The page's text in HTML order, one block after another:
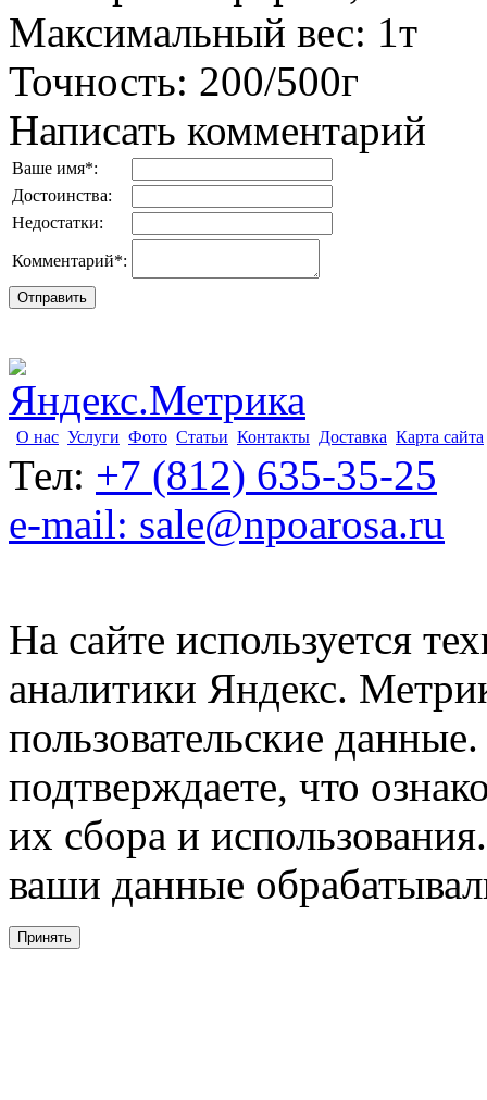
Максимальный вес: 1т
Точность: 200/500г
Написать комментарий
Ваше имя*:
Достоинства:
Недостатки:
Комментарий*:
О нас Услуги Фото Статьи Контакты Доставка Карта сайта
Тел: +7 (812) 635-35-25
e-mail: sale@npoarosa.ru
На сайте используется
аналитики Яндекс.
пользовательские
подтверждаете, что
их сбора и
ваши данные
Принять